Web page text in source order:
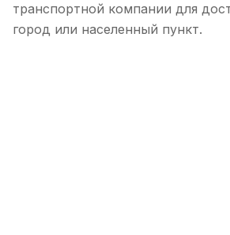
транспортной компании для
город или населенный пункт.